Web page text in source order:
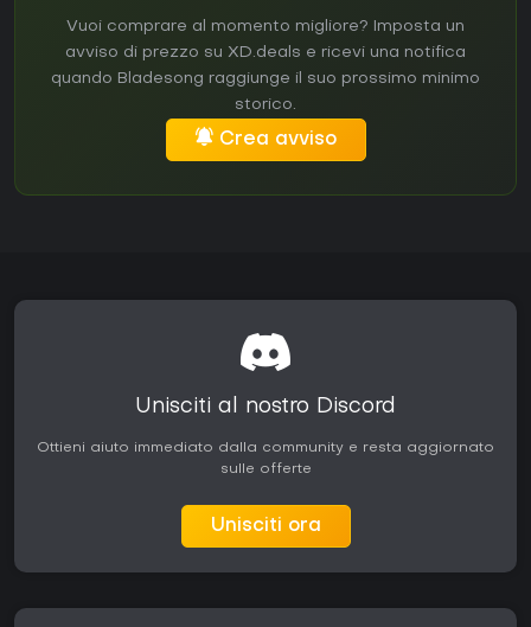
Vuoi comprare al momento migliore? Imposta un
avviso di prezzo su XD.deals e ricevi una notifica
quando Bladesong raggiunge il suo prossimo minimo
storico.
Crea avviso
Unisciti al nostro Discord
Ottieni aiuto immediato dalla community e resta aggiornato
sulle offerte
Unisciti ora